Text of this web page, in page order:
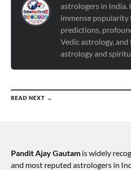
astrologers in India.
immense popularity
predictions,
Vedic astrology,
astrology and
READ NEXT →
Pandit Ajay Gautam is widely
and most reputed astrologers in